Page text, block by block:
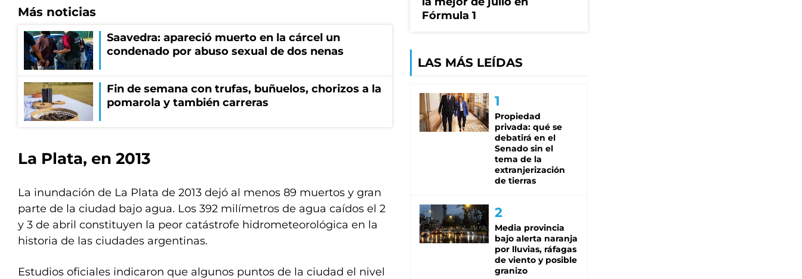
Más noticias
Saavedra: apareció muerto en la cárcel un
condenado por abuso sexual de dos nenas
Fin de semana con trufas, buñuelos, chorizos a la
pomarola y también carreras
La Plata, en 2013
La inundación de La Plata de 2013 dejó al menos 89 muertos y gran
parte de la ciudad bajo agua. Los 392 milímetros de agua caídos el 2
y 3 de abril constituyen la peor catástrofe hidrometeorológica en la
historia de las ciudades argentinas.
Estudios oficiales indicaron que algunos puntos de la ciudad el nivel
Fórmula 1
LAS MÁS LEÍDAS
Propiedad
privada: qué se
debatirá en el
Senado sin el
tema de la
extranjerización
de tierras
Media provincia
bajo alerta naranja
por lluvias, ráfagas
de viento y posible
granizo